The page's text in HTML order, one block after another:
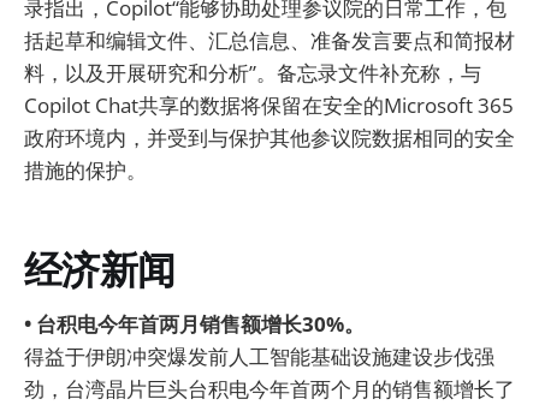
录指出，Copilot“能够协助处理参议院的日常工作，包
括起草和编辑文件、汇总信息、准备发言要点和简报材
料，以及开展研究和分析”。备忘录文件补充称，与
Copilot Chat共享的数据将保留在安全的Microsoft 365
政府环境内，并受到与保护其他参议院数据相同的安全
措施的保护。
经济新闻
• 台积电今年首两月销售额增长30%。
得益于伊朗冲突爆发前人工智能基础设施建设步伐强
劲，台湾晶片巨头台积电今年首两个月的销售额增长了